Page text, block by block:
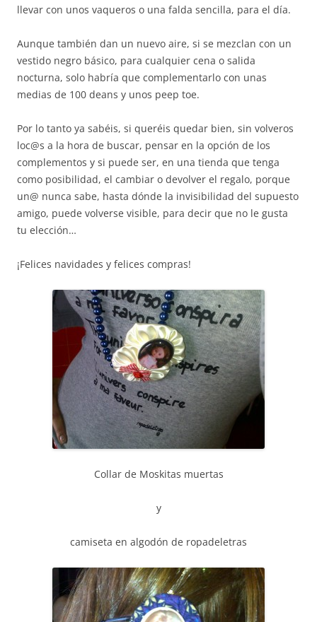
llevar con unos vaqueros o una falda sencilla, para el día.
Aunque también dan un nuevo aire, si se mezclan con un
vestido negro básico, para cualquier cena o salida
nocturna, solo habría que complementarlo con unas
medias de 100 deans y unos peep toe.
Por lo tanto ya sabéis, si queréis quedar bien, sin volveros
loc@s a la hora de buscar, pensar en la opción de los
complementos y si puede ser, en una tienda que tenga
como posibilidad, el cambiar o devolver el regalo, porque
un@ nunca sabe, hasta dónde la invisibilidad del supuesto
amigo, puede volverse visible, para decir que no le gusta
tu elección…
¡Felices navidades y felices compras!
Collar de Moskitas muertas
y
camiseta en algodón de ropadeletras